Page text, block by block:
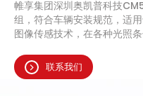
帷享集团深圳奥凯普科技
组，符合车辆安装规范，适
图像传感技术，在各种光照
联系我们